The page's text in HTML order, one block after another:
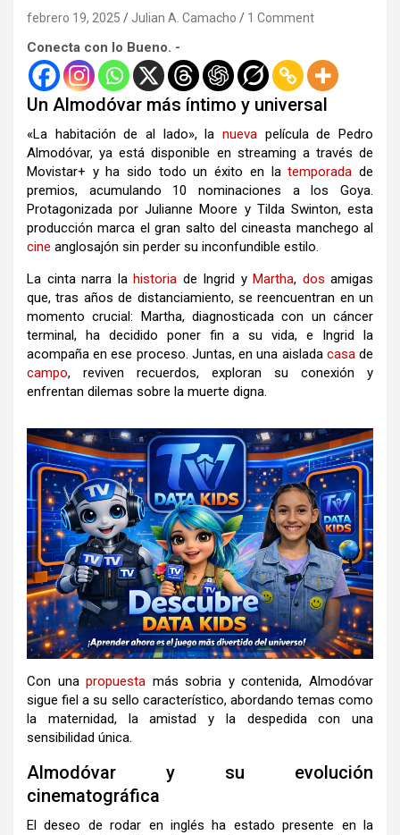
febrero 19, 2025 Julian A. Camacho 1 Comment
Conecta con lo Bueno. -
Un Almodóvar más íntimo y universal
«La habitación de al lado», la nueva película de Pedro
Almodóvar, ya está disponible en streaming a través de
Movistar+ y ha sido todo un éxito en latemporada de
premios, acumulando 10 nominaciones a los Goya.
Protagonizada por Julianne Moore y Tilda Swinton, esta
producción marca el gran salto del cineasta manchego al
cine anglosajón sin perder su inconfundible estilo.
La cinta narra la historia de Ingrid y Martha, dos amigas
que, tras años de distanciamiento, se reencuentran en un
momento crucial: Martha, diagnosticada con un cáncer
terminal, ha decidido poner fin a su vida, e Ingrid la
acompaña en ese proceso. Juntas, en una aislada casade
campo, reviven recuerdos, exploran su conexión y
enfrentan dilemas sobre la muerte digna.
Con unapropuesta más sobria y contenida, Almodóvar
sigue fiel a su sello característico, abordando temas como
la maternidad, la amistad y la despedida con una
sensibilidad única.
Almodóvar y su evolución
cinematográfica
El deseo de rodar en inglés ha estado presente en la